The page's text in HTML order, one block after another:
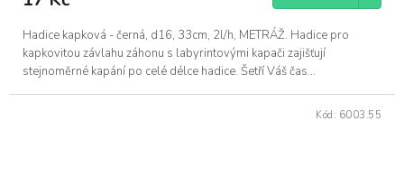
Hadice kapková - černá, d16, 33cm, 2l/h, METRÁŽ. Hadice pro
kapkovitou závlahu záhonu s labyrintovými kapači zajišťují
stejnoměrné kapání po celé délce hadice. Šetří Váš čas...
Kód: 6003.55